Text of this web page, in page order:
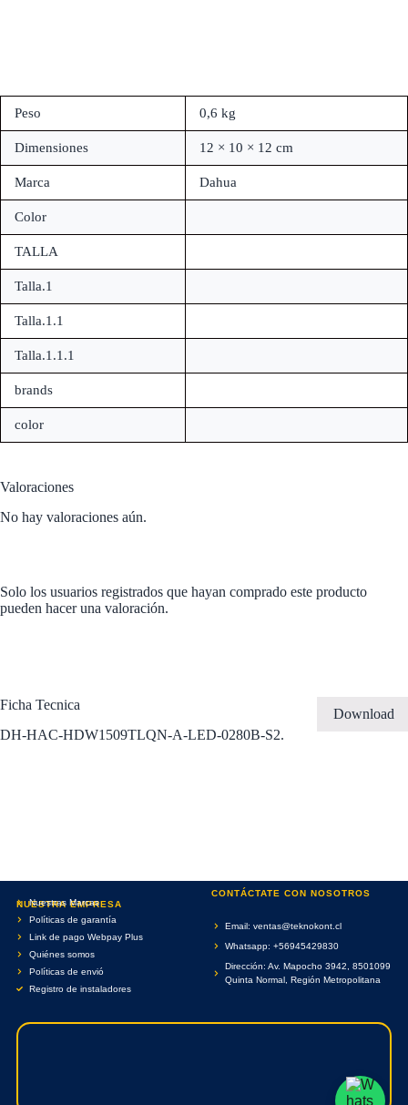
Peso 0,6 kg
Dimensiones 12 × 10 × 12 cm
Marca Dahua
Color
TALLA
Talla.1
Talla.1.1
Talla.1.1.1
brands
color
Valoraciones
No hay valoraciones aún.
Solo los usuarios registrados que hayan comprado este producto
pueden hacer una valoración.
Ficha Tecnica
Download
DH-HAC-HDW1509TLQN-A-LED-0280B-S2.
NUESTRA EMPRESA
Nuestras Marcas
Políticas de garantía
Link de pago Webpay Plus
Quiénes somos
Políticas de envió
Registro de instaladores
CONTÁCTATE CON NOSOTROS
Email: ventas@teknokont.cl
Whatsapp: +56945429830
Dirección: Av. Mapocho 3942, 8501099
Quinta Normal, Región Metropolitana